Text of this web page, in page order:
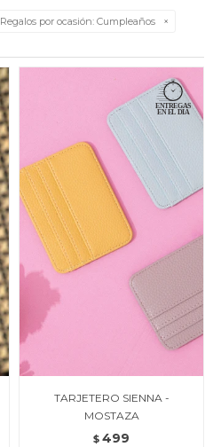
Regalos por ocasión: Cumpleaños
TARJETERO SIENNA -
MOSTAZA
$ 499